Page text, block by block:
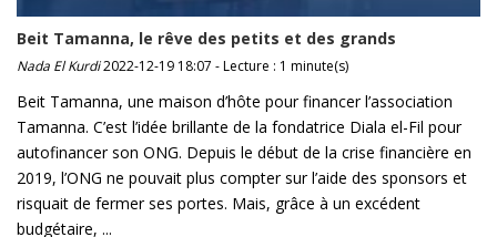
Beit Tamanna, le rêve des petits et des grands
Nada El Kurdi2022-12-19 18:07 - Lecture : 1 minute(s)
Beit Tamanna, une maison d’hôte pour financer l’association
Tamanna. C’est l’idée brillante de la fondatrice Diala el-Fil pour
autofinancer son ONG. Depuis le début de la crise financière en
2019, l’ONG ne pouvait plus compter sur l’aide des sponsors et
risquait de fermer ses portes. Mais, grâce à un excédent
budgétaire, ...